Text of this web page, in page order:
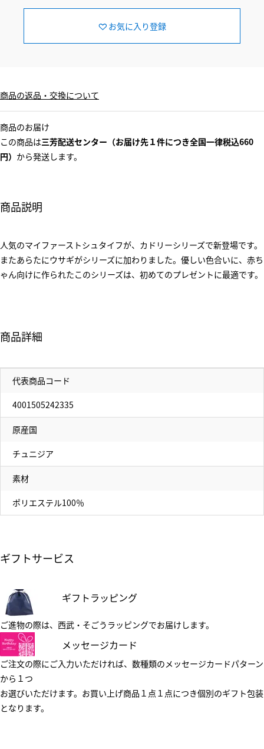
お気に入り登録
商品の返品・交換について
商品のお届け
この商品は三芳配送センター（お届け先１件につき全国一律税込660
円） から発送します。
商品説明
人気のマイファーストシュタイフが、カドリーシリーズで新登場です。
またあらたにウサギがシリーズに加わりました。優しい色合いに、赤ち
ゃん向けに作られたこのシリーズは、初めてのプレゼントに最適です。
商品詳細
代表商品コード
4001505242335
原産国
チュニジア
素材
ポリエステル100％
ギフトサービス
ギフトラッピング
ご進物の際は、西武・そごうラッピングでお届けします。
メッセージカード
ご注文の際にご入力いただければ、数種類のメッセージカードパターン
から１つ
お選びいただけます。お買い上げ商品１点１点につき個別のギフト包装
となります。